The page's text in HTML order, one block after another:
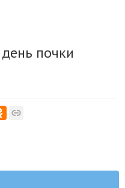
почки